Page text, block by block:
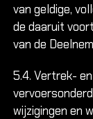
van geldige,
de daaruit
van de
5.4. Vertrek-
wijzigingen en